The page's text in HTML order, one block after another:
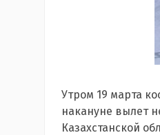
Утром 19 марта
накануне вылет
Казахстанской